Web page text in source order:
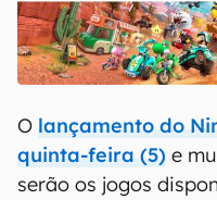
O lançamento do
quinta-feira (5) e
serão os jogos